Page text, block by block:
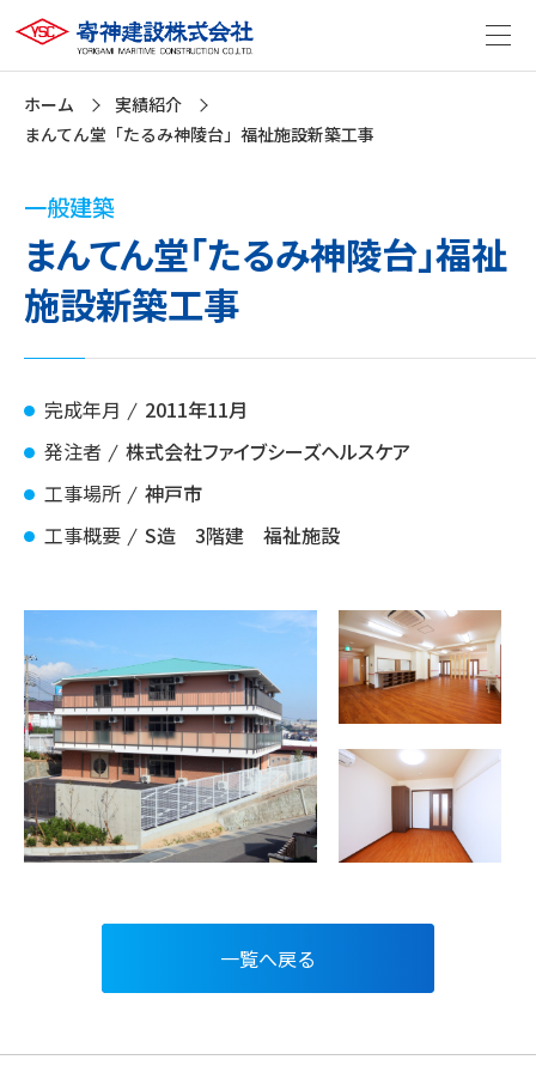
ホーム
実績紹介
まんてん堂「たるみ神陵台」福祉施設新築工事
一般建築
まんてん堂「たるみ神陵台」福祉
施設新築工事
完成年月
2011年11月
発注者
株式会社ファイブシーズヘルスケア
工事場所
神戸市
工事概要
S造 3階建 福祉施設
一覧へ戻る